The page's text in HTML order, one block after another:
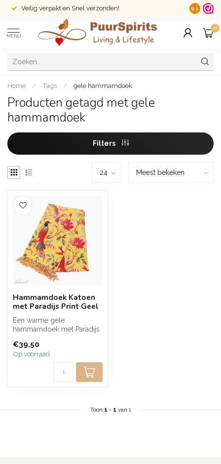
Veilig verpakt en Snel verzonden! 14 dagen
9.5
MENU
0
Home / Tags / gele hammamdoek
Producten getagd met gele
hammamdoek
Filters
Hammamdoek Katoen
met Paradijs Print Geel
Een warme gele
hammamdoek met Paradijs
brengt. Het lich...
€39,50
Op voorraad
Toon 1 - 1 van 1